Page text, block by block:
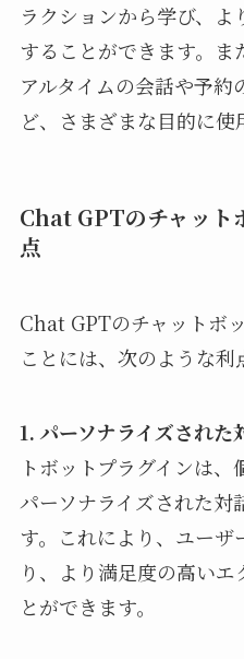
ラクションから学び、
することができます。ま
アルタイムの会話や予
ど、さまざまな目的に使
Chat GPTのチャット
点
Chat GPTのチャットボ
ことには、次のような利
1. パーソナライズされた
トボットプラグインは
パーソナライズされた対
す。これにより、ユー
り、より満足度の高い
とができます。